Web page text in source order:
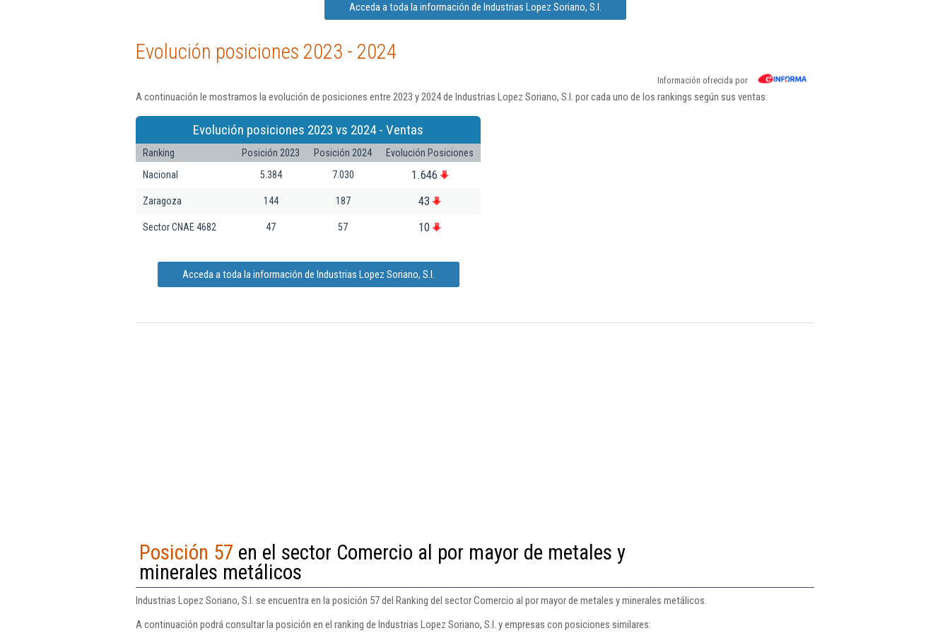
Acceda a toda la información de Industrias Lopez Soriano, S.l.
Evolución posiciones 2023 - 2024
Información ofrecida por
A continuación le mostramos la evolución de posiciones entre 2023 y 2024 de Industrias Lopez Soriano, S.l. por cada uno de los rankings según sus ventas:
Evolución posiciones 2023 vs 2024 - Ventas
Ranking Posición 2023 Posición 2024
Evolución Posiciones
Nacional
5.384 7.030 1.646
Zaragoza 144 187 43
Sector CNAE 4682 47 57 10
Acceda a toda la información de Industrias Lopez Soriano, S.l.
Posición 57 en el sector Comercio al por mayor de metales y
minerales metálicos
Industrias Lopez Soriano, S.l. se encuentra en la posición 57 del Ranking del sector Comercio al por mayor de metales y minerales metálicos.
A continuación podrá consultar la posición en el ranking de Industrias Lopez Soriano, S.l. y empresas con posiciones similares: